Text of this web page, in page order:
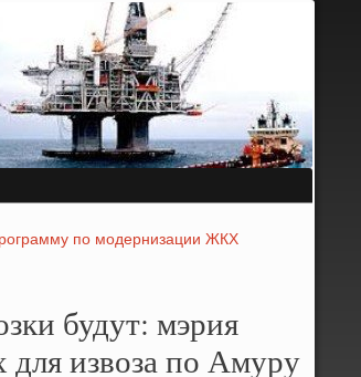
по модернизации ЖКХ
будут: мэрия
извоза по Амуру